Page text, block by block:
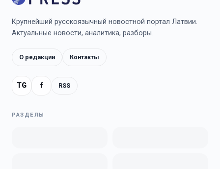
Крупнейший русскоязычный новостной портал Латвии.
Актуальные новости, аналитика, разборы.
О редакции Контакты
TG f RSS
РАЗДЕЛЫ